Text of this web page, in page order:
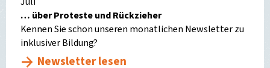
… über Proteste und Rückzieher
Kennen Sie schon unseren monatlichen Newsletter zu
inklusiver Bildung?
Newsletter lesen